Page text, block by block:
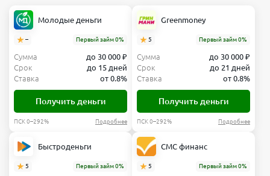
Молодые деньги
– Первый займ 0%
Сумма
до 30 000 ₽
Срок
до 15 дней
Ставка
от 0.8%
Получить деньги
ПСК 0–292% Подробнее
Greenmoney
5 Первый займ 0%
Сумма
до 30 000 ₽
Срок
до 21 дней
Ставка
от 0.8%
Получить деньги
ПСК 0–292% Подробнее
Быстроденьги
5 Первый займ 0%
СМС финанс
5 Первый займ 0%